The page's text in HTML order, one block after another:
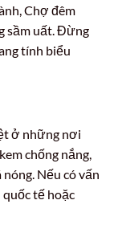
Chợ đêm
sầm uất. Đừng
tính biểu
ở những nơi
chống nắng,
Nếu có vấn
quốc tế hoặc